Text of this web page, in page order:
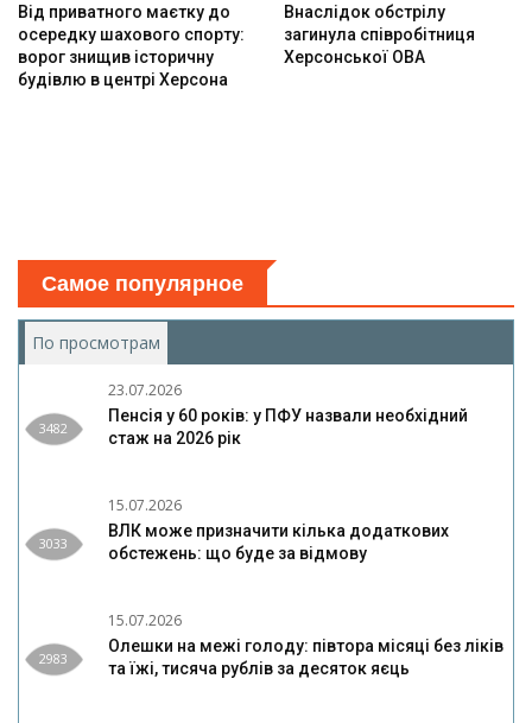
Від приватного маєтку до
осередку шахового спорту:
ворог знищив історичну
будівлю в центрі Херсона
Внаслідок обстрілу
загинула співробітниця
Херсонської ОВА
Самое популярное
По просмотрам
3482
23.07.2026
Пенсія у 60 років: у ПФУ назвали необхідний
стаж на 2026 рік
3033
15.07.2026
ВЛК може призначити кілька додаткових
обстежень: що буде за відмову
2983
15.07.2026
Олешки на межі голоду: півтора місяці без ліків
та їжі, тисяча рублів за десяток яєць